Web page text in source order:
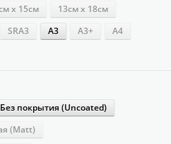
х 15см
13см х 18см
SRA3 А3 А3+
А4
Без покрытия (Uncoated)
(Matt)